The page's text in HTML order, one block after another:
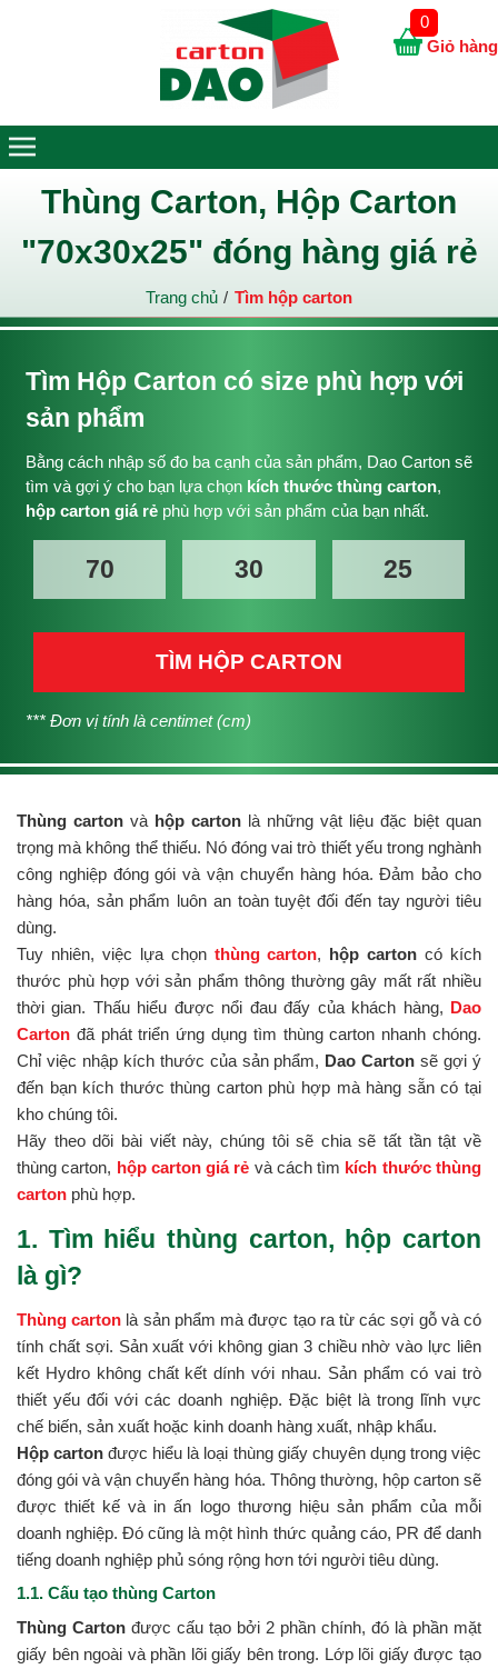
Thùng Carton, Hộp Carton
"70x30x25" đóng hàng giá rẻ
Trang chủ Tìm hộp carton
Tìm Hộp Carton có size phù hợp với
sản phẩm
Bằng cách nhập số đo ba cạnh của sản phẩm, Dao Carton sẽ
tìm và gợi ý cho bạn lựa chọn kích thước thùng carton,
hộp carton giá rẻphù hợp với sản phẩm của bạn nhất.
TÌM HỘP CARTON
*** Đơn vị tính là centimet (cm)
Thùng carton và hộp carton là những vật liệu đặc biệt quan
trọng mà không thể thiếu. Nó đóng vai trò thiết yếu trong nghành
công nghiệp đóng gói và vận chuyển hàng hóa. Đảm bảo cho
hàng hóa, sản phẩm luôn an toàn tuyệt đối đến tay người tiêu
dùng.
Tuy nhiên, việc lựa chọn thùng carton, hộp carton có kích
thước phù hợp với sản phẩm thông thường gây mất rất nhiều
thời gian. Thấu hiểu được nổi đau đấy của khách hàng, Dao
Carton đã phát triển ứng dụng tìm thùng carton nhanh chóng.
Chỉ việc nhập kích thước của sản phẩm, Dao Carton sẽ gợi ý
đến bạn kích thước thùng carton phù hợp mà hàng sẵn có tại
kho chúng tôi.
Hãy theo dõi bài viết này, chúng tôi sẽ chia sẽ tất tần tật về
thùng carton, hộp carton giá rẻ và cách tìm kích thước thùng
carton phù hợp.
1. Tìm hiểu thùng carton, hộp carton
là gì?
Thùng carton là sản phẩm mà được tạo ra từ các sợi gỗ và có
tính chất sợi. Sản xuất với không gian 3 chiều nhờ vào lực liên
kết Hydro không chất kết dính với nhau. Sản phẩm có vai trò
thiết yếu đối với các doanh nghiệp. Đặc biệt là trong lĩnh vực
chế biến, sản xuất hoặc kinh doanh hàng xuất, nhập khẩu.
Hộp carton được hiểu là loại thùng giấy chuyên dụng trong việc
đóng gói và vận chuyển hàng hóa. Thông thường, hộp carton sẽ
được thiết kế và in ấn logo thương hiệu sản phẩm của mỗi
doanh nghiệp. Đó cũng là một hình thức quảng cáo, PR để danh
tiếng doanh nghiệp phủ sóng rộng hơn tới người tiêu dùng.
1.1. Cấu tạo thùng Carton
Thùng Carton được cấu tạo bởi 2 phần chính, đó là phần mặt
giấy bên ngoài và phần lõi giấy bên trong. Lớp lõi giấy được tạo
Giỏ hàng
0